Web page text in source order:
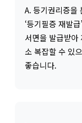
A. 등기권리증을
‘등기필증 재발
서면을 발급받아
소 복잡할 수 있
좋습니다.